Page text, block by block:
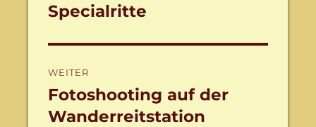
Beitrag:
Specialritte
WEITER
Nächster
Beitrag:
Fotoshooting auf der
Wanderreitstation